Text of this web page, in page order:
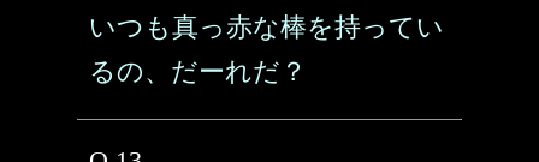
いつも真っ赤な棒を持ってい
るの、だーれだ？